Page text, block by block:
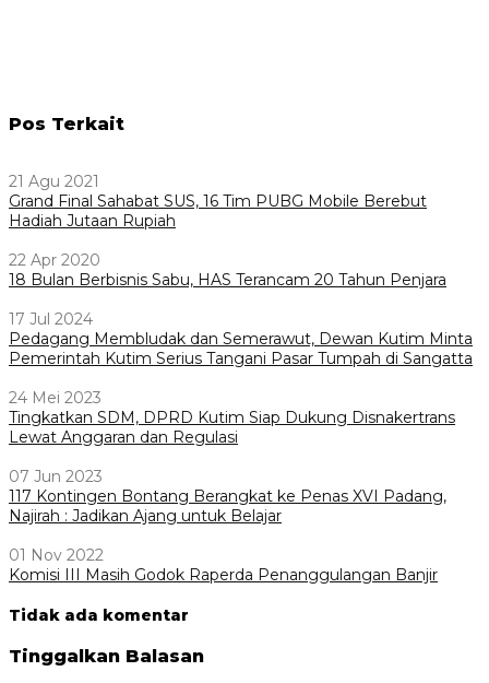
Pos Terkait
21 Agu 2021
Grand Final Sahabat SUS, 16 Tim PUBG Mobile Berebut
Hadiah Jutaan Rupiah
22 Apr 2020
18 Bulan Berbisnis Sabu, HAS Terancam 20 Tahun Penjara
17 Jul 2024
Pedagang Membludak dan Semerawut, Dewan Kutim Minta
Pemerintah Kutim Serius Tangani Pasar Tumpah di Sangatta
24 Mei 2023
Tingkatkan SDM, DPRD Kutim Siap Dukung Disnakertrans
Lewat Anggaran dan Regulasi
07 Jun 2023
117 Kontingen Bontang Berangkat ke Penas XVI Padang,
Najirah : Jadikan Ajang untuk Belajar
01 Nov 2022
Komisi III Masih Godok Raperda Penanggulangan Banjir
Tidak ada komentar
Tinggalkan Balasan